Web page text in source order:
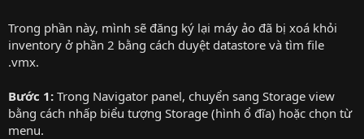
Trong phần này, mình sẽ đăng ký lại máy ảo đã bị xoá khỏi
inventory ở phần 2 bằng cách duyệt datastore và tìm file
.vmx.
Bước 1: Trong Navigator panel, chuyển sang Storage view
bằng cách nhấp biểu tượng Storage (hình ổ đĩa) hoặc chọn từ
menu.